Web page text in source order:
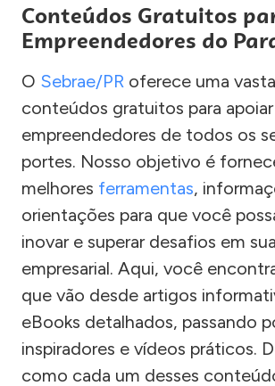
Conteúdos Gratuitos
Empreendedores do
O Sebrae/PR oferece uma
conteúdos gratuitos para apoiar
empreendedores de todos os
portes. Nosso objetivo é
melhores ferramentas,
orientações para que você
inovar e superar desafios em
empresarial. Aqui, você
que vão desde artigos
eBooks detalhados, passando
inspiradores e vídeos práticos.
como cada um desses